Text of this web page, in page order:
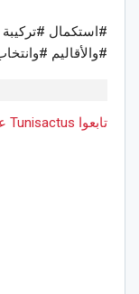
#استكمال
#والأقاليم
تابعوا Tunisactus على Google News